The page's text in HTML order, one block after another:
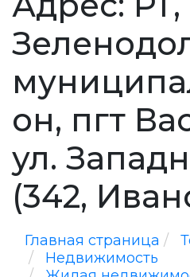
он, пгт
ул.
(342,
Главная страница
Недвижимость